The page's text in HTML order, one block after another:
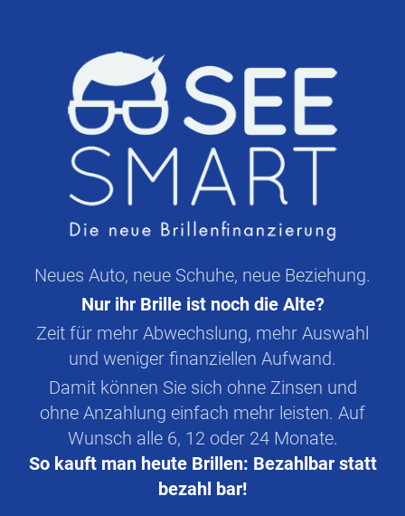
Neues Auto, neue Schuhe, neue Beziehung.
Nur ihr Brille ist noch die Alte?
Zeit für mehr Abwechslung, mehr Auswahl
und weniger finanziellen Aufwand.
Damit können Sie sich ohne Zinsen und
ohne Anzahlung einfach mehr leisten. Auf
Wunsch alle 6, 12 oder 24 Monate.
So kauft man heute Brillen: Bezahlbar statt
bezahl bar!